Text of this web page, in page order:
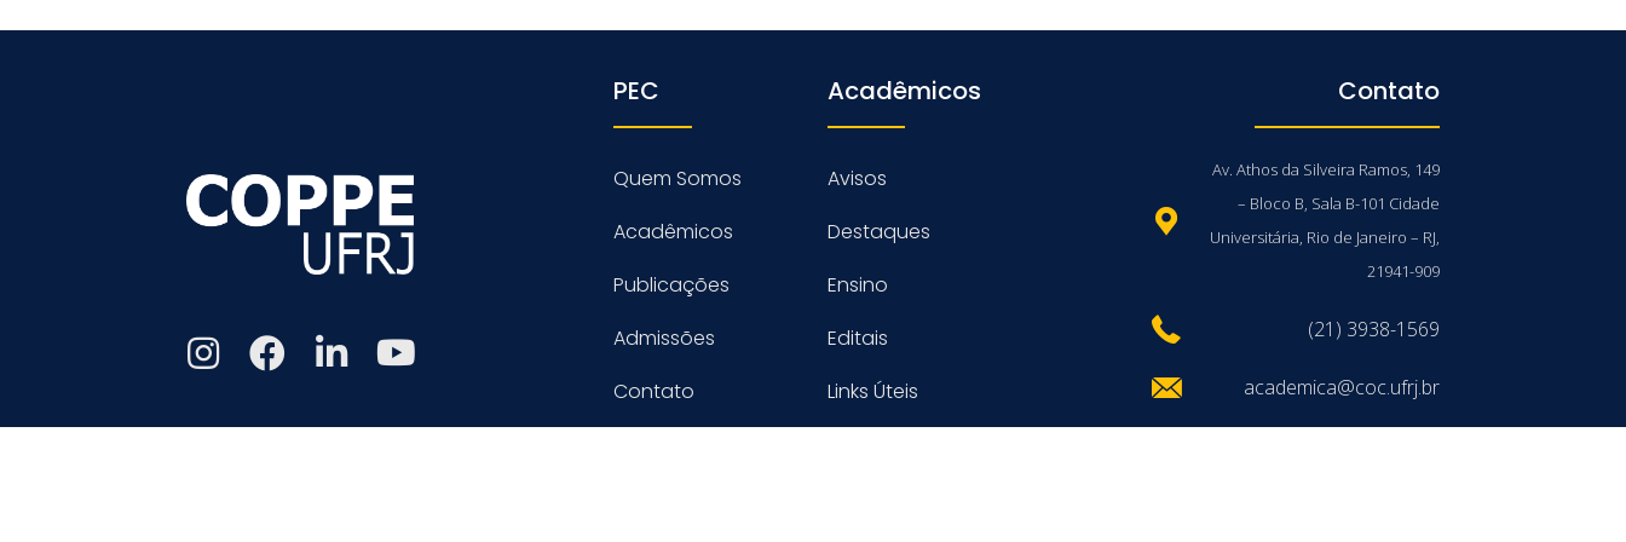
PEC
Quem Somos
Acadêmicos
Publicações
Admissões
Contato
Acadêmicos
Avisos
Destaques
Ensino
Editais
Links Úteis
Contato
Av. Athos da Silveira Ramos, 149
– Bloco B, Sala B-101 Cidade
Universitária, Rio de Janeiro – RJ,
21941-909
(21) 3938-1569
academica@coc.ufrj.br